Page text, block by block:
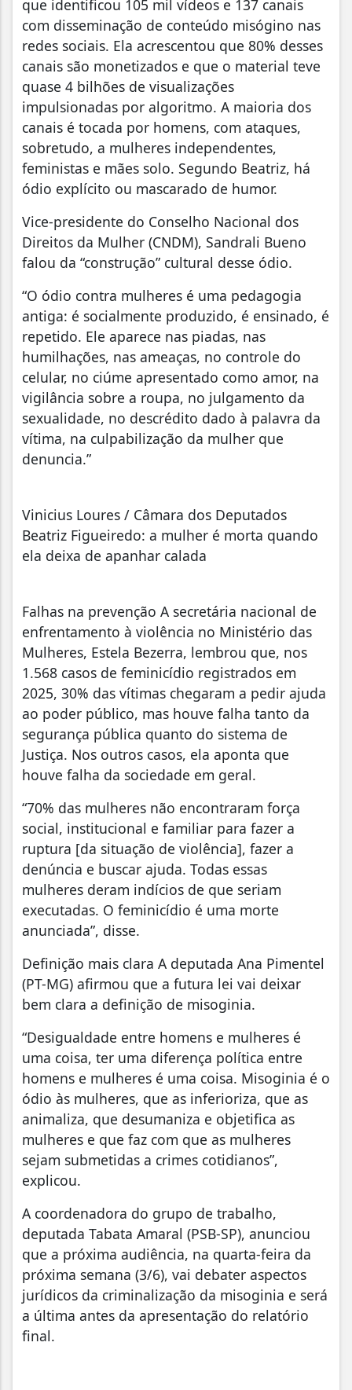
que identificou 105 mil vídeos e 137 canais
com disseminação de conteúdo misógino nas
redes sociais. Ela acrescentou que 80% desses
canais são monetizados e que o material teve
quase 4 bilhões de visualizações
impulsionadas por algoritmo. A maioria dos
canais é tocada por homens, com ataques,
sobretudo, a mulheres independentes,
feministas e mães solo. Segundo Beatriz, há
ódio explícito ou mascarado de humor.
Vice-presidente do Conselho Nacional dos
Direitos da Mulher (CNDM), Sandrali Bueno
falou da “construção” cultural desse ódio.
“O ódio contra mulheres é uma pedagogia
antiga: é socialmente produzido, é ensinado, é
repetido. Ele aparece nas piadas, nas
humilhações, nas ameaças, no controle do
celular, no ciúme apresentado como amor, na
vigilância sobre a roupa, no julgamento da
sexualidade, no descrédito dado à palavra da
vítima, na culpabilização da mulher que
denuncia.”
Vinicius Loures / Câmara dos Deputados
Beatriz Figueiredo: a mulher é morta quando
ela deixa de apanhar calada
Falhas na prevenção A secretária nacional de
enfrentamento à violência no Ministério das
Mulheres, Estela Bezerra, lembrou que, nos
1.568 casos de feminicídio registrados em
2025, 30% das vítimas chegaram a pedir ajuda
ao poder público, mas houve falha tanto da
segurança pública quanto do sistema de
Justiça. Nos outros casos, ela aponta que
houve falha da sociedade em geral.
“70% das mulheres não encontraram força
social, institucional e familiar para fazer a
ruptura [da situação de violência], fazer a
denúncia e buscar ajuda. Todas essas
mulheres deram indícios de que seriam
executadas. O feminicídio é uma morte
anunciada”, disse.
Definição mais clara A deputada Ana Pimentel
(PT-MG) afirmou que a futura lei vai deixar
bem clara a definição de misoginia.
“Desigualdade entre homens e mulheres é
uma coisa, ter uma diferença política entre
homens e mulheres é uma coisa. Misoginia é o
ódio às mulheres, que as inferioriza, que as
animaliza, que desumaniza e objetifica as
mulheres e que faz com que as mulheres
sejam submetidas a crimes cotidianos”,
explicou.
A coordenadora do grupo de trabalho,
deputada Tabata Amaral (PSB-SP), anunciou
que a próxima audiência, na quarta-feira da
próxima semana (3/6), vai debater aspectos
jurídicos da criminalização da misoginia e será
a última antes da apresentação do relatório
final.